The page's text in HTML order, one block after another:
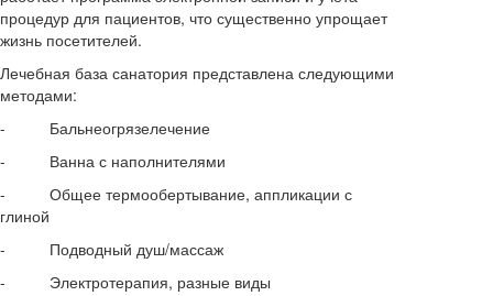
процедур для пациентов, что существенно упрощает
жизнь посетителей.
Лечебная база санатория представлена следующими
методами:
- Бальнеогрязелечение
- Ванна с наполнителями
- Общее термообертывание, аппликации с
глиной
- Подводный душ/массаж
- Электротерапия, разные виды